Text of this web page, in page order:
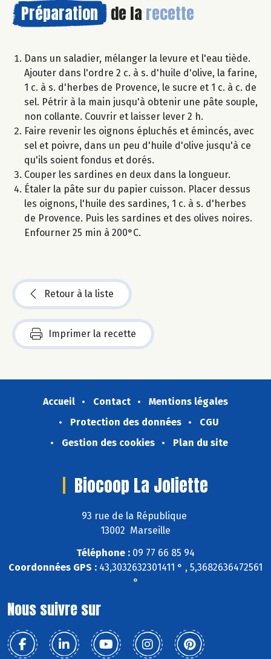
Préparation de la recette
Dans un saladier, mélanger la levure et l'eau tiède.
Ajouter dans l'ordre 2 c. à s. d'huile d'olive, la farine,
1 c. à s. d'herbes de Provence, le sucre et 1 c. à c. de
sel. Pétrir à la main jusqu'à obtenir une pâte souple,
non collante. Couvrir et laisser lever 2 h.
Faire revenir les oignons épluchés et émincés, avec
sel et poivre, dans un peu d'huile d'olive jusqu'à ce
qu'ils soient fondus et dorés.
Couper les sardines en deux dans la longueur.
Étaler la pâte sur du papier cuisson. Placer dessus
les oignons, l'huile des sardines, 1 c. à s. d'herbes
de Provence. Puis les sardines et des olives noires.
Enfourner 25 min à 200°C.
Retour à la liste
Imprimer la recette
Accueil Contact
Mentions légales
Protection des données
CGU
Gestion des cookies
Plan du site
Biocoop La Joliette
93 rue de la République
13002 Marseille
Téléphone : 09 77 66 85 94
Coordonnées GPS : 43,3032632301411 ° , 5,3682636472561
°
Nous suivre sur